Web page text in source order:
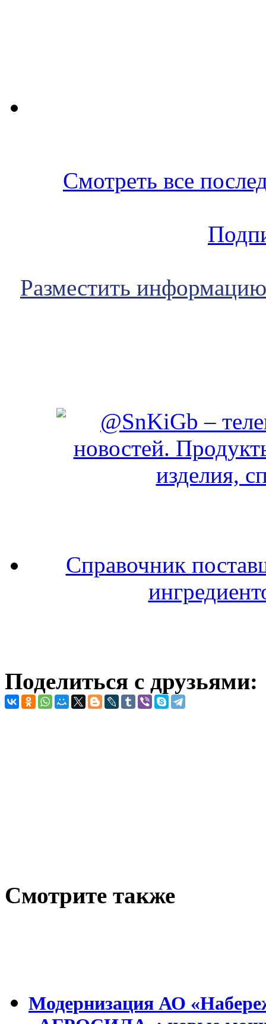
Смотреть все
Разместить
Справочник
Поделиться с друзьями:
Cмотрите также
Модернизация АО